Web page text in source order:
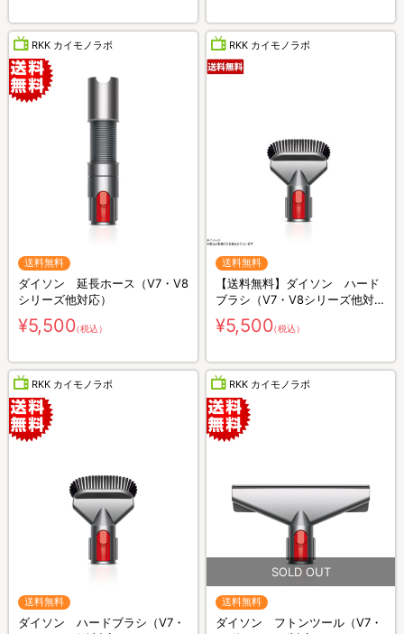
RKK カイモノラボ
送料無料
ダイソン 延長ホース（V7・V8
シリーズ他対応）
¥5,500（税込）
RKK カイモノラボ
送料無料
【送料無料】ダイソン ハード
ブラシ（V7・V8シリーズ他対
応）
¥5,500（税込）
RKK カイモノラボ
送料無料
ダイソン ハードブラシ（V7・
RKK カイモノラボ
送料無料
ダイソン フトンツール（V7・